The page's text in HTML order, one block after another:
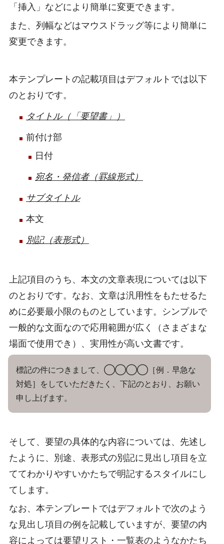
「挿入」などにより簡単に変更できます。
また、列幅などはマウスドラッグ等により簡単に
変更できます。
本テンプレートの記載項目はデフォルトでは以下
のとおりです。
タイトル（「要望書」）
前付け部
日付
宛名・発信者（罫線形式）
サブタイトル
本文
別記（表形式）
上記項目のうち、本文の文章表現については以下
のとおりです。なお、文章は汎用性をもたせるた
めに必要最小限のものとしています。シンプルで
一般的な文面なので応用範囲が広く（さまざまな
場面で使用でき）、実用性が高い文書です。
標記の件につきまして、◯◯◯◯［例．早急な
対処］をしていただきたく、下記のとおり、お願い
申し上げます。
そして、要望の具体的な内容については、先述し
たように、別途、表形式の別記に見出し項目を立
ててわかりやすいかたちで明記するスタイルにし
てします。
なお、本テンプレートではデフォルトで次のよう
な見出し項目の例を記載していますが、要望の内
容によっては要望リスト・一覧表のようなかたち